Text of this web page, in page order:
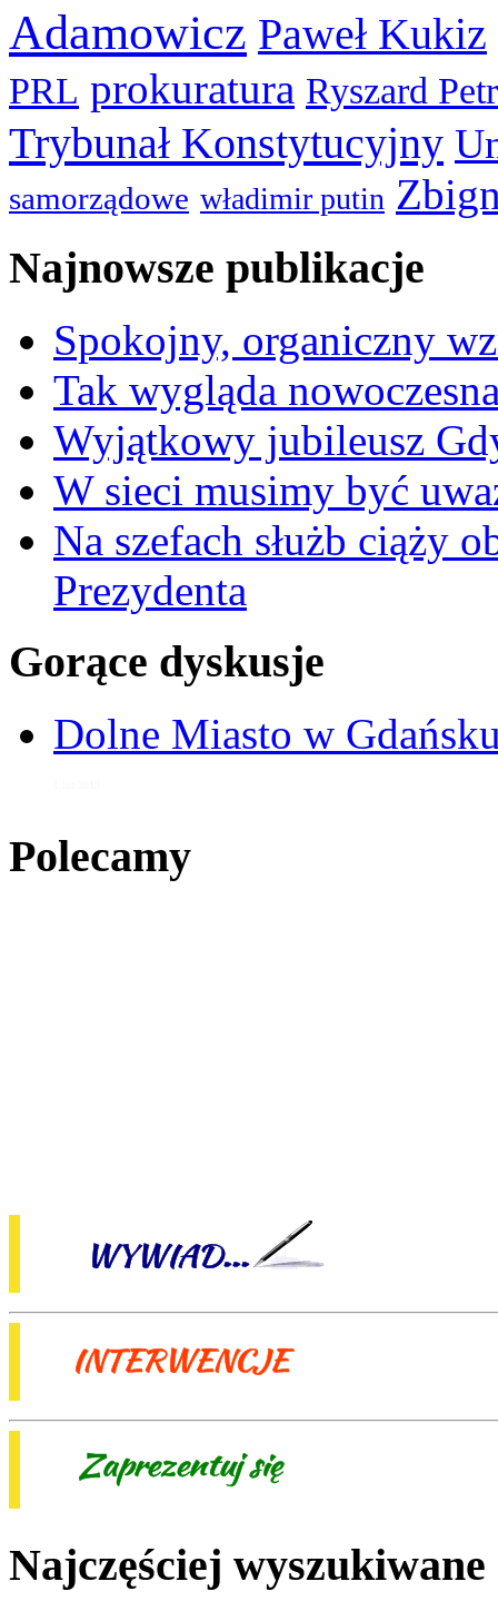
Adamowicz Paweł Kukiz
PRL prokuratura Ryszard
Trybunał Konstytucyjny
samorządowe władimir putin
Najnowsze publikacje
Spokojny, organiczny
Tak wygląda
Wyjątkowy jubileusz
W sieci musimy być
Na szefach służb ciąży
Prezydenta
Gorące dyskusje
Dolne Miasto w
Polecamy
Najczęściej wyszukiwane